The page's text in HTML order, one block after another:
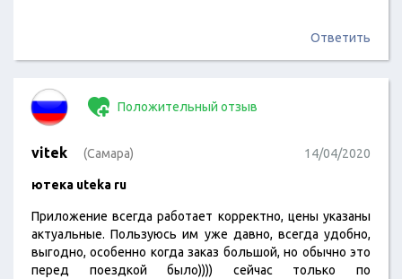
Ответить
Положительный отзыв
vitek (Самара) 14/04/2020
ютека uteka ru
Приложение всегда работает корректно, цены указаны
актуальные. Пользуюсь им уже давно, всегда удобно,
выгодно, особенно когда заказ большой, но обычно это
перед поездкой было)))) сейчас только по